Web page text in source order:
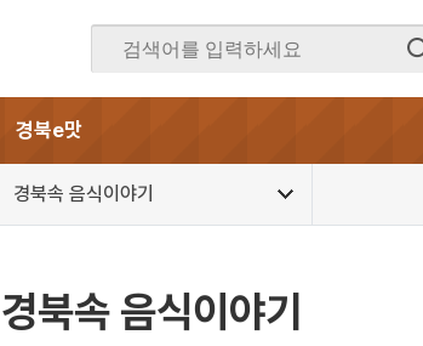
경북e맛
경북속 음식이야기
경북속 음식이야기